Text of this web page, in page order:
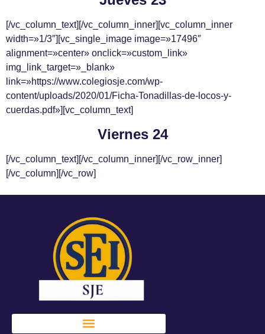
[/vc_column_text][/vc_column_inner][vc_column_inner
width=»1/3″][vc_single_image image=»17496″
alignment=»center» onclick=»custom_link»
img_link_target=»_blank»
link=»https://www.colegiosje.com/wp-
content/uploads/2020/01/Ficha-Tonadillas-de-locos-y-
cuerdas.pdf»][vc_column_text]
Viernes 24
[/vc_column_text][/vc_column_inner][/vc_row_inner]
[/vc_column][/vc_row]